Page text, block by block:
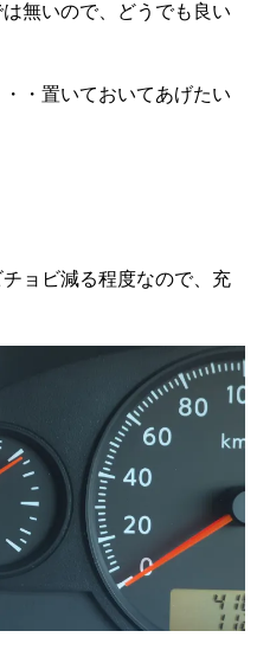
無いので、どうでも良い
・置いておいてあげたい
ョビ減る程度なので、充